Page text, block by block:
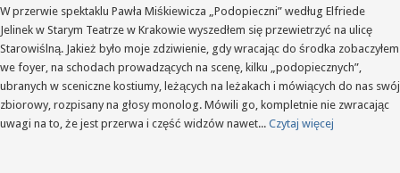
W przerwie spektaklu Pawła Miśkiewicza „Podopieczni” według Elfriede
Jelinek w Starym Teatrze w Krakowie wyszedłem się przewietrzyć na ulicę
Starowiślną. Jakież było moje zdziwienie, gdy wracając do środka zobaczyłem
we foyer, na schodach prowadzących na scenę, kilku „podopiecznych”,
ubranych w sceniczne kostiumy, leżących na leżakach i mówiących do nas swój
zbiorowy, rozpisany na głosy monolog. Mówili go, kompletnie nie zwracając
uwagi na to, że jest przerwa i część widzów nawet... Czytaj więcej